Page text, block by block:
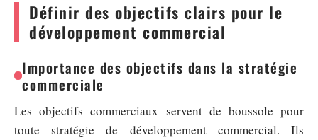
Définir des objectifs clairs pour le
développement commercial
Importance des objectifs dans la stratégie
commerciale
Les objectifs commerciaux servent de boussole pour
toute stratégie de développement commercial. Ils